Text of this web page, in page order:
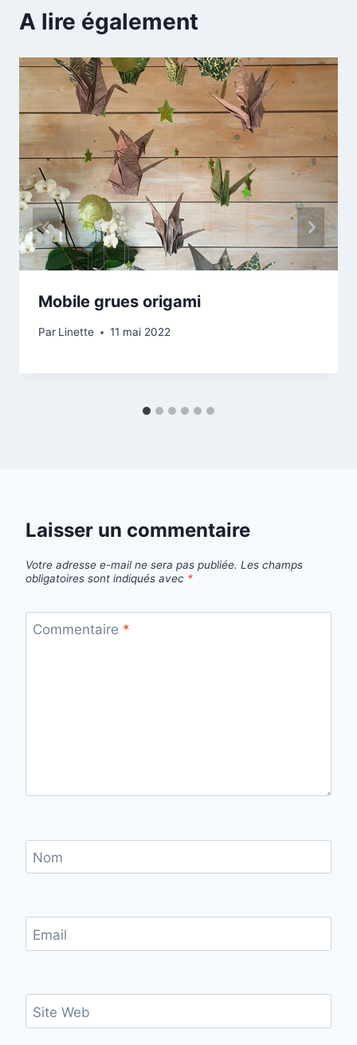
A lire également
Mobile grues origami
Par Linette 11 mai 2022
Laisser un commentaire
Votre adresse e-mail ne sera pas publiée. Les champs
obligatoires sont indiqués avec *
Commentaire *
Nom
Email
Site Web